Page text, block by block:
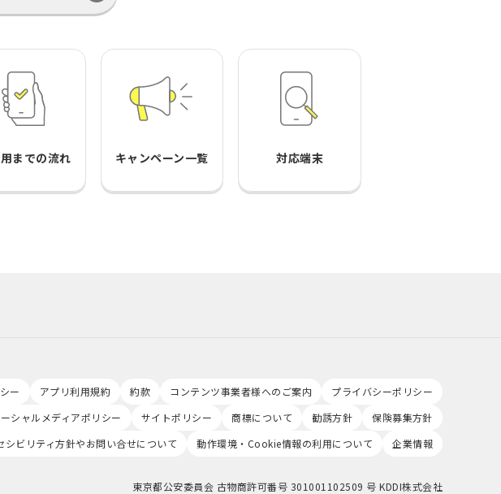
までの流れ キャンペーン一覧 対応端末
ー アプリ利用規約 約款 コンテンツ事業者様へのご案内
プライバシーポリシー
シャルメディアポリシー サイトポリシー 商標について 勧誘方針
保険募集方針
シビリティ方針やお問い合せについて
動作環境・Cookie情報の利用について 企業情報
東京都公安委員会 古物商許可番号 301001102509 号 KDDI株式会社